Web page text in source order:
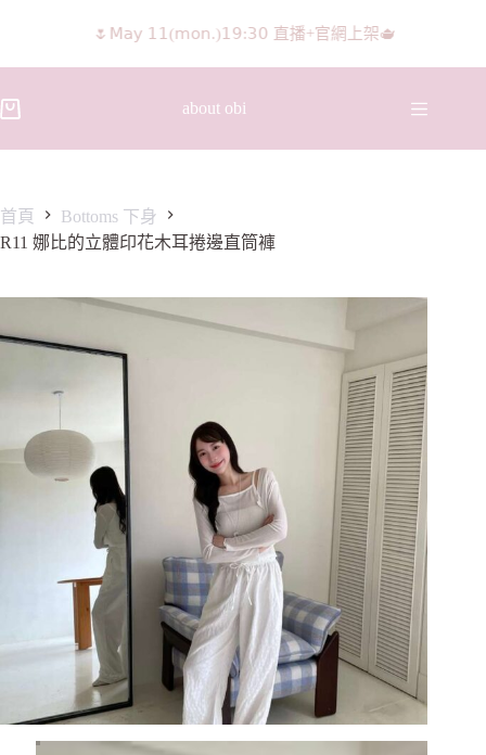
𝖨𝖦 𝖱𝖾𝖾𝗅𝗌影片 隨意留言抽獎🧸🩰
about obi
首頁
Bottoms 下身
R11 娜比的立體印花木耳捲邊直筒褲